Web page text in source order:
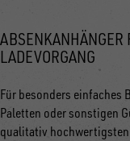
ABSENKANHÄNGER
LADEVORGANG
Für besonders einfaches
Paletten oder sonstigen
qualitativ